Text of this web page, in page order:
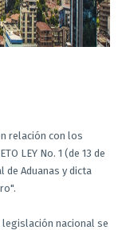
relación con los
LEY No. 1 (de 13 de
de Aduanas y dicta
legislación nacional se